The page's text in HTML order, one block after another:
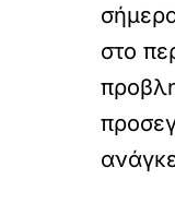
μ
ν
ο
Y
o
T
στο